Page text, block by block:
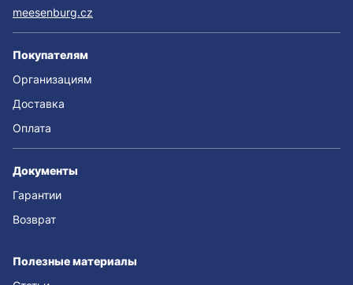
meesenburg.cz
Покупателям
Организациям
Доставка
Оплата
Документы
Гарантии
Возврат
Полезные материалы